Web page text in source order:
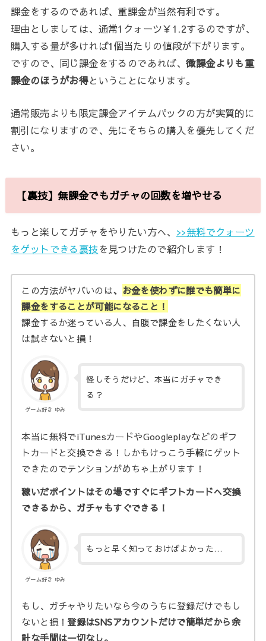
課金をするのであれば、重課金が当然有利です。
理由としましては、通常1クォーツ￥1.2するのですが、
購入する量が多ければ1個当たりの値段が下がります。
ですので、同じ課金をするのであれば、微課金よりも重
課金のほうがお得ということになります。
通常販売よりも限定課金アイテムパックの方が実質的に
割引になりますので、先にそちらの購入を優先してくだ
さい。
【裏技】無課金でもガチャの回数を増やせる
もっと楽してガチャをやりたい方へ、 >>無料でクォーツ
をゲットできる裏技を見つけたので紹介します！
この方法がヤバいのは、 お金を使わずに誰でも簡単に
課金をすることが可能になること！
課金するか迷っている人、自腹で課金をしたくない人
は試さないと損！
ゲーム好き ゆみ
怪しそうだけど、本当にガチャでき
る？
本当に無料でiTunesカードやGoogleplayなどのギフ
トカードと交換できる！しかもけっこう手軽にゲット
できたのでテンションがめちゃ上がります！
稼いだポイントはその場ですぐにギフトカードへ交換
できるから、ガチャもすぐできる！
ゲーム好き ゆみ
もっと早く知っておけばよかった…
もし、ガチャやりたいなら今のうちに登録だけでもし
ないと損！登録はSNSアカウントだけで簡単だから余
計な手間は一切なし。